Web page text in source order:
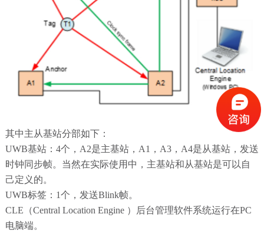
其中主从基站分部如下：
UWB基站：4个，A2是主基站，A1，A3，A4是从基站，发送
时钟同步帧。当然在实际使用中，主基站和从基站是可以自
己定义的。
UWB标签：1个，发送Blink帧。
CLE（Central Location Engine ）后台管理软件系统运行在PC
电脑端。